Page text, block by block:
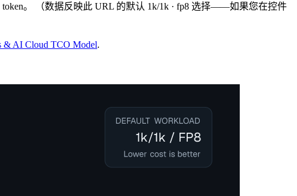
。
（数据反映此 URL 的默认 1k/1k · fp8 选择——如果您在控件
& AI Cloud TCO Model.